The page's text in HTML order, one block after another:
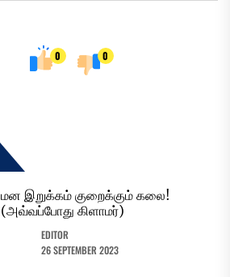
0 0
மன இறுக்கம் குறைக்கும் கலை!
(அவ்வப்போது கிளாமர்)
EDITOR
26 SEPTEMBER 2023